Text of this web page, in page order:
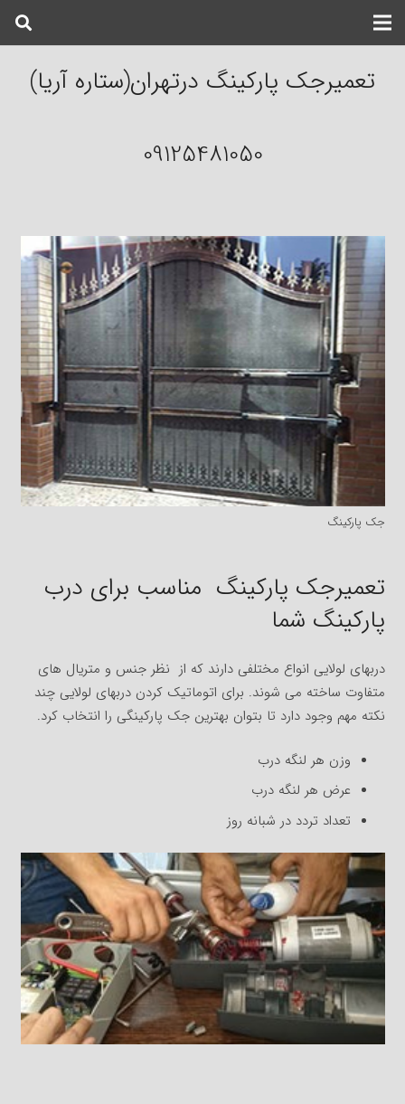
تعمیرجک پارکینگ درتهران(ستاره آریا)
09125481050
جک پارکینگ
تعمیرجک پارکینگ مناسب برای درب
پارکینگ شما
دربهای لولایی انواع مختلفی دارند که از نظر جنس و متریال های
متفاوت ساخته می شوند. برای اتوماتیک کردن دربهای لولایی چند
نکته مهم وجود دارد تا بتوان بهترین جک پارکینگی را انتخاب کرد.
وزن هر لنگه درب
عرض هر لنگه درب
تعداد تردد در شبانه روز